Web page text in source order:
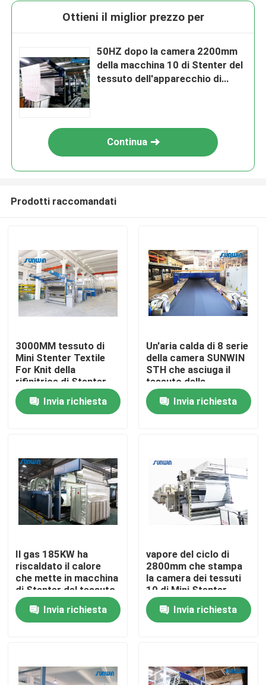
Casa
Chi siamo
Contatti
macchina dello stenter del tessuto
Macchina di Stenter dell'aria calda
Macchina di Stenter del tessuto
Asciugatrice del tessuto
Rifinitrice del tessuto
Ottieni il miglior prezzo per
50HZ dopo la camera 2200mm
della macchina 10 di Stenter del
tessuto dell'apparecchio di
Continua
Prodotti raccomandati
3000MM tessuto di
Mini Stenter Textile
For Knit della
rifinitrice di Stenter
dell'aria calda di 6
camereInvia richiesta
Un'aria calda di 8 serie
della camera SUNWIN
STH che asciuga il
tessuto della
macchina di Stenter
per il tessuto da
arredamento
Invia richiesta
Il gas 185KW ha
riscaldato il calore
che mette in macchina
di Stenter del tessuto
per tessuto pesante
Invia richiesta
vapore del ciclo di
2800mm che stampa
la camera dei tessuti
10 di Mini Stenter
Textile Machine For
Invia richiesta